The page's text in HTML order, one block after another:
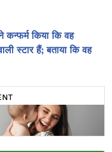
कन्फर्म किया कि वह
स्टार हैं; बताया कि वह